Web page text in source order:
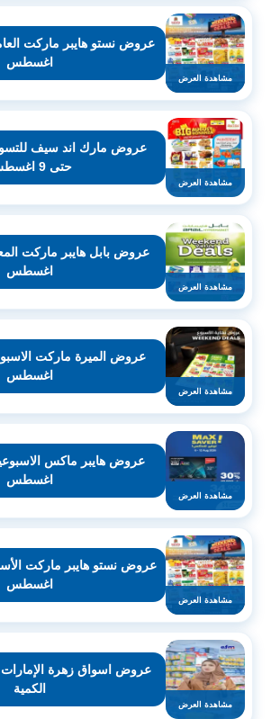
مشاهدة العرض
اغسطس
مشاهدة العرض
حتى 9 اغسطس
مشاهدة العرض
اغسطس
مشاهدة العرض
اغسطس
مشاهدة العرض
اغسطس
مشاهدة العرض
اغسطس
مشاهدة العرض
عروض اسواق زهرة الإمارات
الكمية